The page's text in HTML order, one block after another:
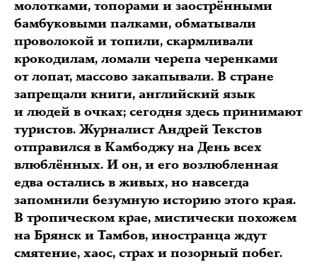
молотками, топорами и заострёнными
бамбуковыми палками, обматывали
проволокой и топили, скармливали
крокодилам, ломали черепа черенками
от лопат, массово закапывали. В стране
запрещали книги, английский язык
и людей в очках; сегодня здесь принимают
туристов. Журналист Андрей Текстов
отправился в Камбоджу на День всех
влюблённых. И он, и его возлюбленная
едва остались в живых, но навсегда
запомнили безумную историю этого края.
В тропическом крае, мистически похожем
на Брянск и Тамбов, иностранца ждут
смятение, хаос, страх и позорный побег.